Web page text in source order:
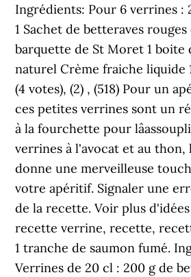
Ingrédients: Pour 6 verrines :
1 Sachet de betteraves rouges
barquette de St Moret 1 boite
naturel Crème fraiche liquide
(4 votes), (2) , (518) Pour un
ces petites verrines sont un
à la fourchette pour
verrines à l'avocat et au thon,
donne une merveilleuse
votre apéritif. Signaler une
de la recette. Voir plus
recette verrine, recette,
1 tranche de saumon fumé.
Verrines de 20 cl : 200 g de